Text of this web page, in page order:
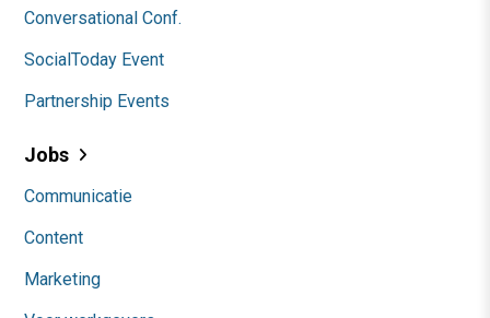
Conversational Conf.
SocialToday Event
Partnership Events
Jobs
Communicatie
Content
Marketing